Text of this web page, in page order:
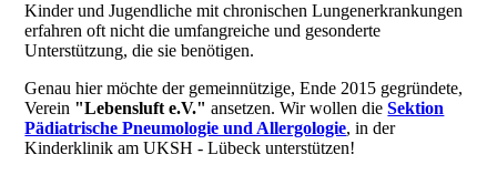
Kinder und Jugendliche mit chronischen Lungenerkrankungen
erfahren oft nicht die umfangreiche und gesonderte
Unterstützung, die sie benötigen.
Genau hier möchte der gemeinnützige, Ende 2015 gegründete,
Verein "Lebensluft e.V." ansetzen. Wir wollen dieSektion
Pädiatrische Pneumologie und Allergologie, in der
Kinderklinik am UKSH - Lübeck unterstützen!